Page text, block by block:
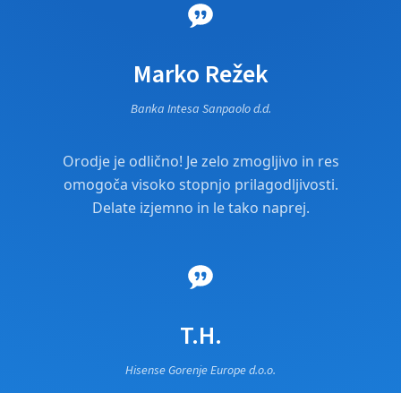
Marko Režek
Banka Intesa Sanpaolo d.d.
Orodje je odlično! Je zelo zmogljivo in res
omogoča visoko stopnjo prilagodljivosti.
Delate izjemno in le tako naprej.
T.H.
Hisense Gorenje Europe d.o.o.